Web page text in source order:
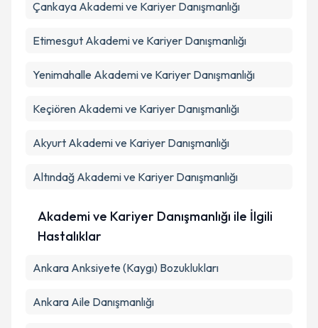
Takvim Talebini Gönder
Çankaya Akademi ve Kariyer Danışmanlığı
Etimesgut Akademi ve Kariyer Danışmanlığı
Yenimahalle Akademi ve Kariyer Danışmanlığı
Keçiören Akademi ve Kariyer Danışmanlığı
Akyurt Akademi ve Kariyer Danışmanlığı
Altındağ Akademi ve Kariyer Danışmanlığı
Akademi ve Kariyer Danışmanlığı ile İlgili
Hastalıklar
Ankara Anksiyete (Kaygı) Bozuklukları
Ankara Aile Danışmanlığı